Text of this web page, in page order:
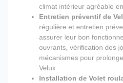
climat intérieur agréable
Entretien préventif de
régulière et entretien
assurer leur bon
ouvrants, vérification des
mécanismes pour
Velux.
Installation de Volet